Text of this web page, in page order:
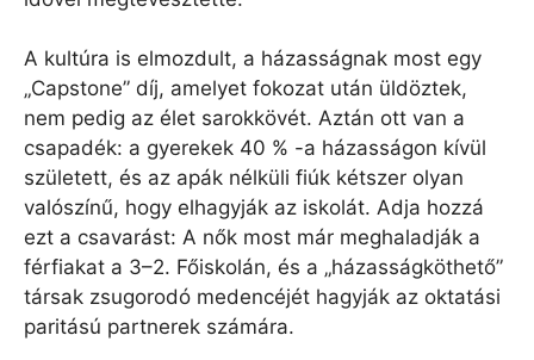
A kultúra is elmozdult, a házasságnak most egy
„Capstone” díj, amelyet fokozat után üldöztek,
nem pedig az élet sarokkövét. Aztán ott van a
csapadék: a gyerekek 40 % -a házasságon kívül
született, és az apák nélküli fiúk kétszer olyan
valószínű, hogy elhagyják az iskolát. Adja hozzá
ezt a csavarást: A nők most már meghaladják a
férfiakat a 3–2. Főiskolán, és a „házasságköthető”
társak zsugorodó medencéjét hagyják az oktatási
paritású partnerek számára.